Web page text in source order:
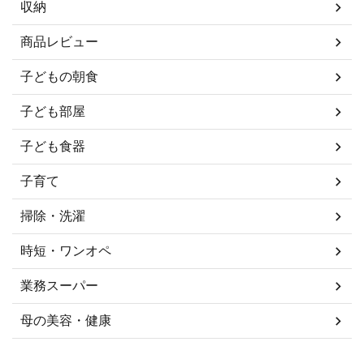
収納
商品レビュー
子どもの朝食
子ども部屋
子ども食器
子育て
掃除・洗濯
時短・ワンオペ
業務スーパー
母の美容・健康